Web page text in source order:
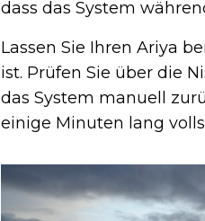
dass das System
Lassen Sie Ihren Ariya
ist. Prüfen Sie über die
das System manuell
einige Minuten lang